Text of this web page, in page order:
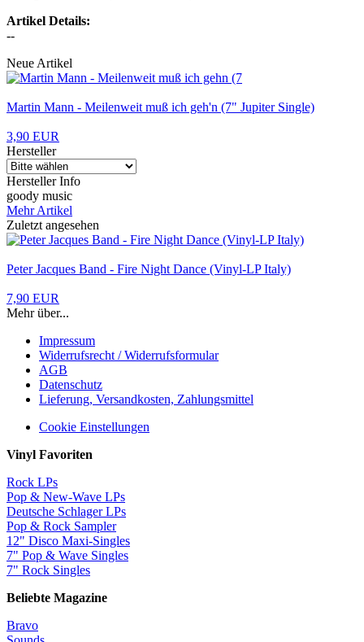
Artikel Details:
--
Neue Artikel
Martin Mann - Meilenweit muß ich geh'n (7" Jupiter Single)
3,90 EUR
Hersteller
Hersteller Info
goody music
Mehr Artikel
Zuletzt angesehen
Peter Jacques Band - Fire Night Dance (Vinyl-LP Italy)
7,90 EUR
Mehr über...
Impressum
Widerrufsrecht / Widerrufsformular
AGB
Datenschutz
Lieferung, Versandkosten, Zahlungsmittel
Cookie Einstellungen
Vinyl Favoriten
Rock LPs
Pop & New-Wave LPs
Deutsche Schlager LPs
Pop & Rock Sampler
12" Disco Maxi-Singles
7" Pop & Wave Singles
7" Rock Singles
Beliebte Magazine
Bravo